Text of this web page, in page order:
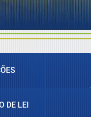
DE LEI